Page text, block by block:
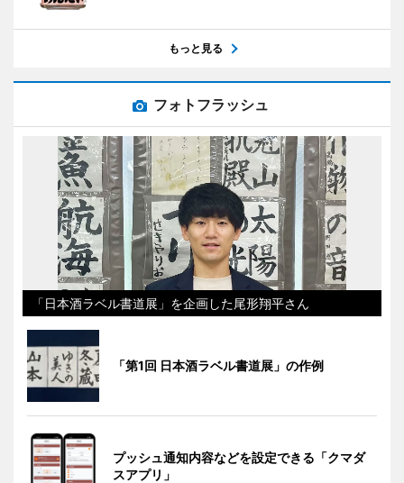
もっと見る
フォトフラッシュ
「日本酒ラベル書道展」を企画した尾形翔平さん
「第1回 日本酒ラベル書道展」の作例
プッシュ通知内容などを設定できる「クマダ
スアプリ」